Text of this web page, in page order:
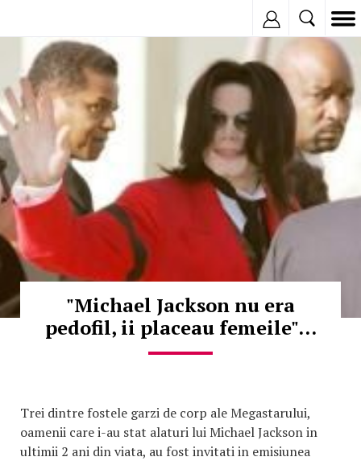
© Copyright:
"Michael Jackson nu era
pedofil, ii placeau femeile"...
Trei dintre fostele garzi de corp ale Megastarului,
oamenii care i-au stat alaturi lui Michael Jackson in
ultimii 2 ani din viata, au fost invitati in emisiunea